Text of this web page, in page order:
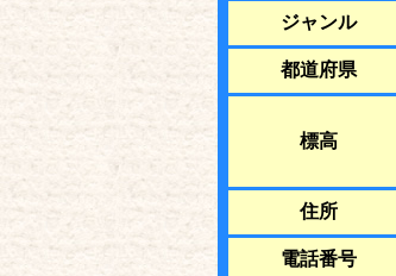
ジャンル
都道府県
標高
住所
電話番号